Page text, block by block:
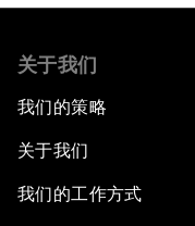
关于我们
我们的策略
关于我们
我们的工作方式